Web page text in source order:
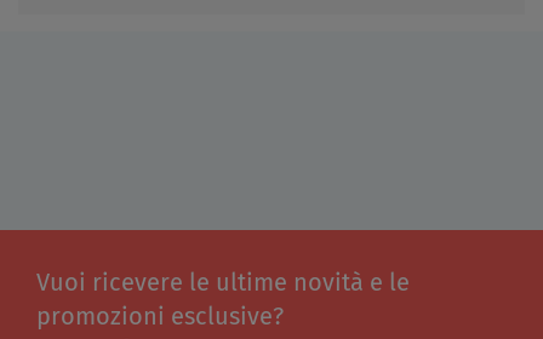
Vuoi ricevere le ultime novità e le
promozioni esclusive?